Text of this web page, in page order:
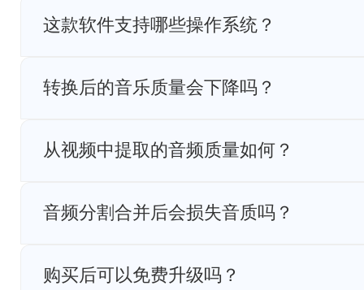
这款软件支持哪些操作系统？
转换后的音乐质量会下降吗？
从视频中提取的音频质量如何？
音频分割合并后会损失音质吗？
购买后可以免费升级吗？